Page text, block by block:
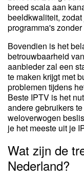
breed scala aan
beeldkwaliteit,
programma's
Bovendien is het
betrouwbaarheid
aanbieder zal een
te maken krijgt met
problemen tijdens
Beste IPTV is het
andere gebruikers
weloverwogen
je het meeste uit je
Wat zijn de
Nederland?